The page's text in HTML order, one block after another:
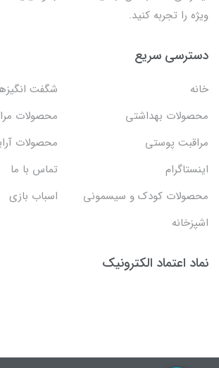
ویژه را تجربه کنید.
دسترسی سریع
خانه
شگفت
محصولات بهداشتي
محصولات
مراقبت پوستی
محصولات
اینستاگرام
تماس با ما
محصولات کودک و سیسمونی
اسباب بازی
اشپزخانه
نماد اعتماد الکترونیک